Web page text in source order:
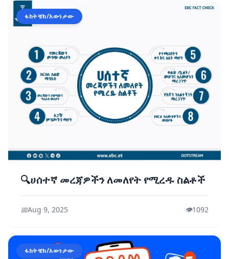
ፋክትቼክ/እውነታው
🔍ሀሰተኛ መረጃዎችን ለመለየት የሚረዱ ስልቶች
📅Aug 9, 2025 👁️1092
ፋክትቼክ/እውነታው